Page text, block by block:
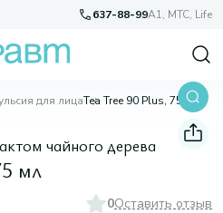
637-88-99A1, МТС, Life
для лицаTea Tree 90 Plus, 75 мл
чайного дерева
мл
0Оставить отзыв